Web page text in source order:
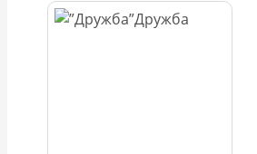
Дружба